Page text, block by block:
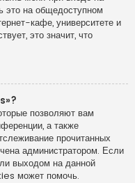
это на общедоступном
кафе, университете и
это значит, что
позволяют вам
а также
прочитанных
администратором. Если
выходом на данной
может помочь.